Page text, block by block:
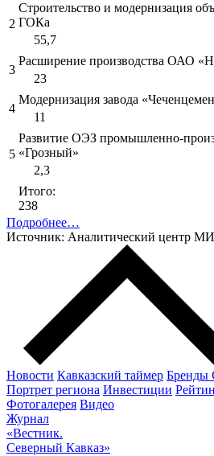
2
Строительство и модернизация
ГОКа
55,7
3
Расширение производства ОАО
23
4
Модернизация завода
11
5
Развитие ОЭЗ промышленно-
«Грозный»
2,3
Итого:
238
Подробнее…
Источник: Аналитический центр
Новости Кавказский таймер Бренды
Портрет региона Инвестиции
Фотогалерея Видео
Журнал
«Вестник.
Северный Кавказ»